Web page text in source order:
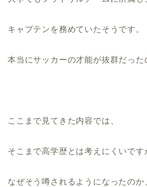
キャプテンを務めていたそうです。
本当にサッカーの才能が抜群だった
ここまで見てきた内容では、
そこまで高学歴とは考えにくいです
なぜそう噂されるようになったの